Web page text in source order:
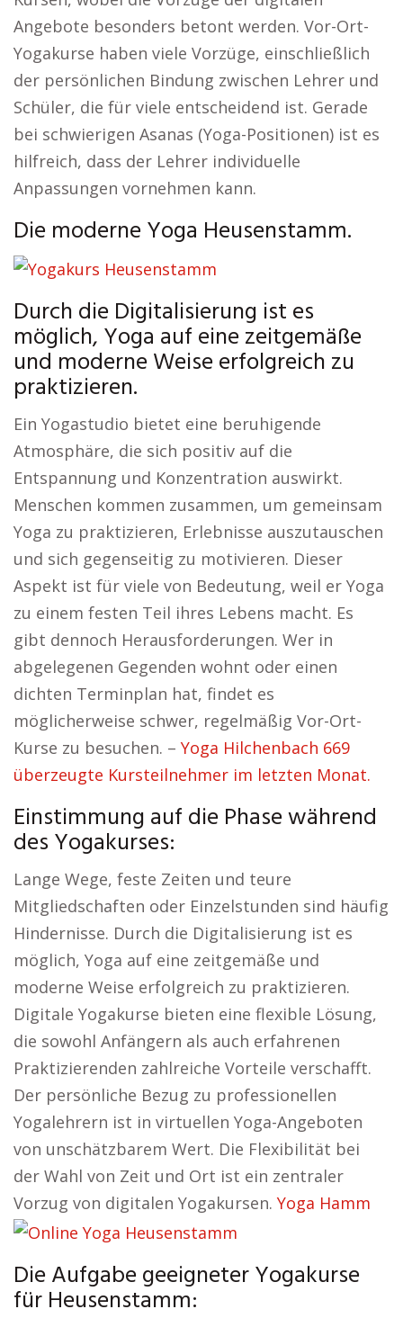
Angebote besonders betont werden. Vor-Ort-
Yogakurse haben viele Vorzüge, einschließlich
der persönlichen Bindung zwischen Lehrer und
Schüler, die für viele entscheidend ist. Gerade
bei schwierigen Asanas (Yoga-Positionen) ist es
hilfreich, dass der Lehrer individuelle
Anpassungen vornehmen kann.
Die moderne Yoga Heusenstamm.
Durch die Digitalisierung ist es
möglich, Yoga auf eine zeitgemäße
und moderne Weise erfolgreich zu
praktizieren.
Ein Yogastudio bietet eine beruhigende
Atmosphäre, die sich positiv auf die
Entspannung und Konzentration auswirkt.
Menschen kommen zusammen, um gemeinsam
Yoga zu praktizieren, Erlebnisse auszutauschen
und sich gegenseitig zu motivieren. Dieser
Aspekt ist für viele von Bedeutung, weil er Yoga
zu einem festen Teil ihres Lebens macht. Es
gibt dennoch Herausforderungen. Wer in
abgelegenen Gegenden wohnt oder einen
dichten Terminplan hat, findet es
möglicherweise schwer, regelmäßig Vor-Ort-
Kurse zu besuchen. – Yoga Hilchenbach 669
überzeugte Kursteilnehmer im letzten Monat.
Einstimmung auf die Phase während
des Yogakurses:
Lange Wege, feste Zeiten und teure
Mitgliedschaften oder Einzelstunden sind häufig
Hindernisse. Durch die Digitalisierung ist es
möglich, Yoga auf eine zeitgemäße und
moderne Weise erfolgreich zu praktizieren.
Digitale Yogakurse bieten eine flexible Lösung,
die sowohl Anfängern als auch erfahrenen
Praktizierenden zahlreiche Vorteile verschafft.
Der persönliche Bezug zu professionellen
Yogalehrern ist in virtuellen Yoga-Angeboten
von unschätzbarem Wert. Die Flexibilität bei
der Wahl von Zeit und Ort ist ein zentraler
Vorzug von digitalen Yogakursen. Yoga Hamm
Die Aufgabe geeigneter Yogakurse
für Heusenstamm: